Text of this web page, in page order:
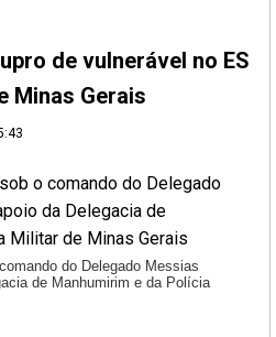
de vulnerável no ES
Minas Gerais
do Delegado Messias
de Manhumirim e da Polícia